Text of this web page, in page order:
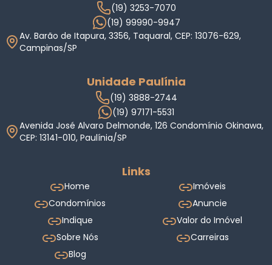
(19) 3253-7070
(19) 99990-9947
Av. Barão de Itapura, 3356, Taquaral, CEP: 13076-629,
Campinas/SP
Unidade Paulínia
(19) 3888-2744
(19) 97171-5531
Avenida José Alvaro Delmonde, 126 Condomínio Okinawa,
CEP: 13141-010, Paulínia/SP
Links
Home
Imóveis
Condomínios
Anuncie
Indique
Valor do Imóvel
Sobre Nós
Carreiras
Blog